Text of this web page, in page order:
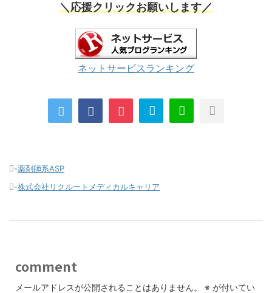
＼応援クリックお願いします／
ネットサービスランキング
-薬剤師系ASP
-株式会社リクルートメディカルキャリア
comment
メールアドレスが公開されることはありません。 ※ が付いてい